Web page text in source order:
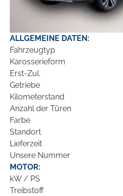
ALLGEMEINE DATEN:
Fahrzeugtyp
Karosserieform
Erst-Zul.
Getriebe
Kilometerstand
Anzahl der Türen
Farbe
Standort
Lieferzeit
Unsere Nummer
MOTOR:
kW / PS
Treibstoff